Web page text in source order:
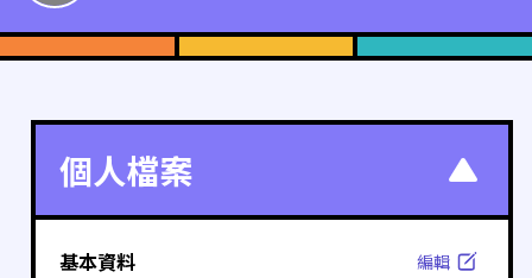
個人檔案
基本資料 編輯